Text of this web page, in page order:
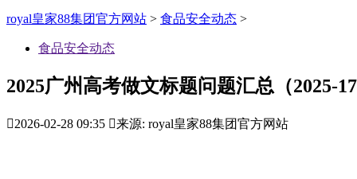
royal皇家88集团官方网站 > 食品安全动态 >
食品安全动态
2025广州高考做文标题问题汇总（2025-
2026-02-28 09:35 来源: royal皇家88集团官方网站